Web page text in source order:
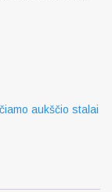
aukščio stalai